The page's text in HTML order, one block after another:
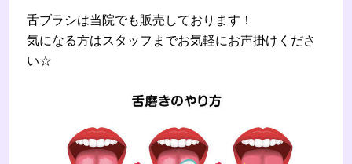
舌ブラシは当院でも販売しております！
気になる方はスタッフまでお気軽にお声掛けくださ
い☆